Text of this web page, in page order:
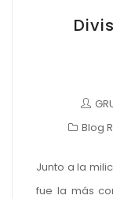
Blog
Junto a la
fue la más